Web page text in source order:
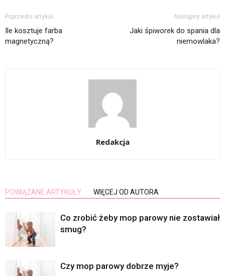
Poprzedni artykuł
Ile kosztuje farba
magnetyczną?
Następny artykuł
Jaki śpiworek do spania dla
niemowlaka?
Redakcja
POWIĄZANE ARTYKUŁY WIĘCEJ OD AUTORA
Co zrobić żeby mop parowy nie zostawiał
smug?
Czy mop parowy dobrze myje?